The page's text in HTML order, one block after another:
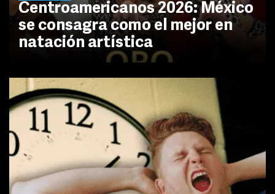
Centroamericanos 2026: México
se consagra como el mejor en
natación artística